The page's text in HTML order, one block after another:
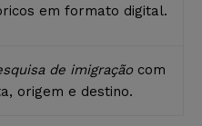
em formato digital.
de imigração com
origem e destino.